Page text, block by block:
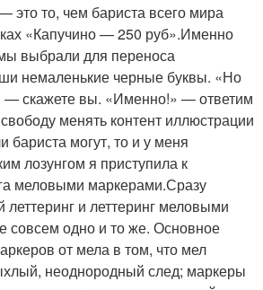
то, чем бариста всего мира
«Капучино — 250 руб».Именно
выбрали для переноса
немаленькие черные буквы. «Но
— скажете вы. «Именно!» — ответим
менять контент иллюстрации
бариста могут, то и у меня
лозунгом я приступила к
меловыми маркерами.Сразу
и леттеринг меловыми
совсем одно и то же. Основное
от мела в том, что мел
неоднородный след; маркеры